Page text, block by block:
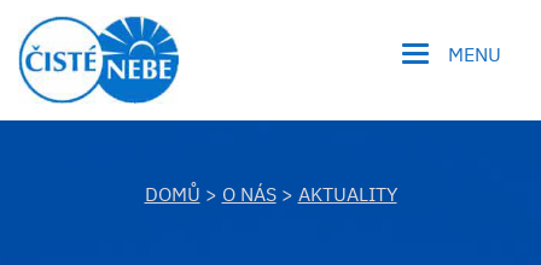
MENU
DOMŮ > O NÁS> AKTUALITY